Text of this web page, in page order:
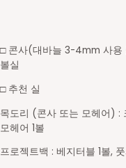
□ 콘사(대바늘 3-4mm 사용
볼실
□ 추천 실
목도리 (콘사 또는 모헤어) :
모헤어 1볼
프로젝트백 : 베지터블 1볼, 풋